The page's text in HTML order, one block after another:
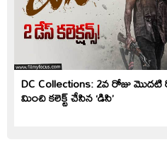
DC Collections: 2వ రోజు మొదటి
మించి కలెక్ట్ చేసిన ‘డి‌సి’